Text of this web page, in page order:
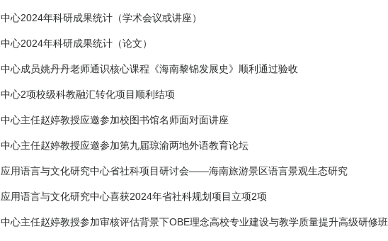
中心2024年科研成果统计（学术会议或讲座）
中心2024年科研成果统计（论文）
中心成员姚丹丹老师通识核心课程《海南黎锦发展史》顺利通过验收
中心2项校级科教融汇转化项目顺利结项
中心主任赵婷教授应邀参加校图书馆名师面对面讲座
中心主任赵婷教授应邀参加第九届琼渝两地外语教育论坛
应用语言与文化研究中心省社科项目研讨会——海南旅游景区语言景观生态研究
应用语言与文化研究中心喜获2024年省社科规划项目立项2项
中心主任赵婷教授参加审核评估背景下OBE理念高校专业建设与教学质量提升高级研修班